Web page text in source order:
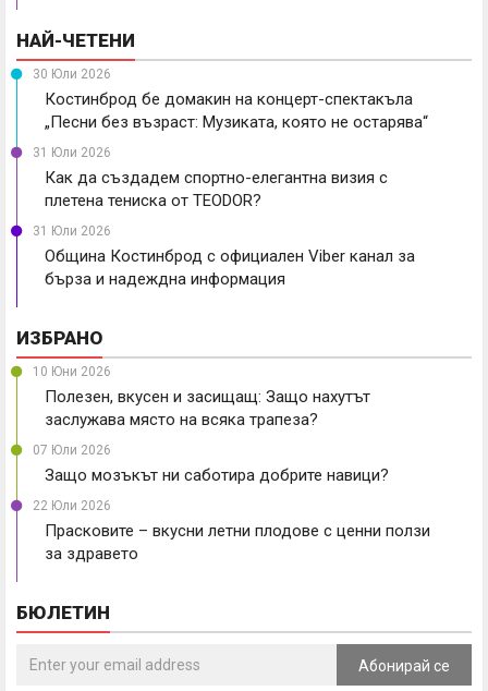
НАЙ-ЧЕТЕНИ
30 Юли 2026
Костинброд бе домакин на концерт-спектакъла
„Песни без възраст: Музиката, която не остарява“
31 Юли 2026
Как да създадем спортно-елегантна визия с
плетена тениска от TEODOR?
31 Юли 2026
Община Костинброд с официален Viber канал за
бърза и надеждна информация
ИЗБРАНО
10 Юни 2026
Полезен, вкусен и засищащ: Защо нахутът
заслужава място на всяка трапеза?
07 Юли 2026
Защо мозъкът ни саботира добрите навици?
22 Юли 2026
Прасковите – вкусни летни плодове с ценни ползи
за здравето
БЮЛЕТИН
Абонирай се